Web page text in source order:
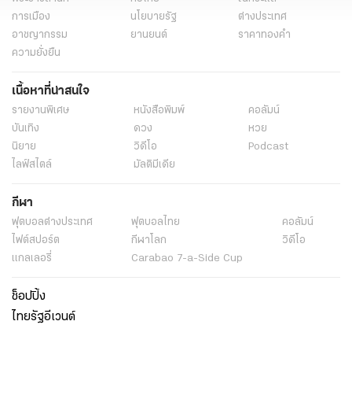
การเมือง
นโยบายรัฐ
ต่างประเทศ
อาชญากรรม
ยานยนต์
ราคาทองคำ
ความยั่งยืน
เนื้อหาที่น่าสนใจ
รายงานพิเศษ หนังสือพิมพ์
คอลัมน์
บันเทิง
ดวง
หวย
นิยาย
วิดีโอ
Podcast
ไลฟ์สไตล์
มัลติมีเดีย
กีฬา
ฟุตบอลต่่างประเทศ ฟุตบอลไทย
คอลัมน์
ไฟต์สปอร์ต
กีฬาโลก
วิดีโอ
แกลเลอรี่
Carabao 7-a-Side Cup
ช็อปปิ้ง
ไทยรัฐอีเวนต์